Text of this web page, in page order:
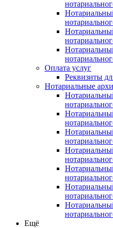
Оплата услуг
Реквизиты
Нотариальные
Ещё